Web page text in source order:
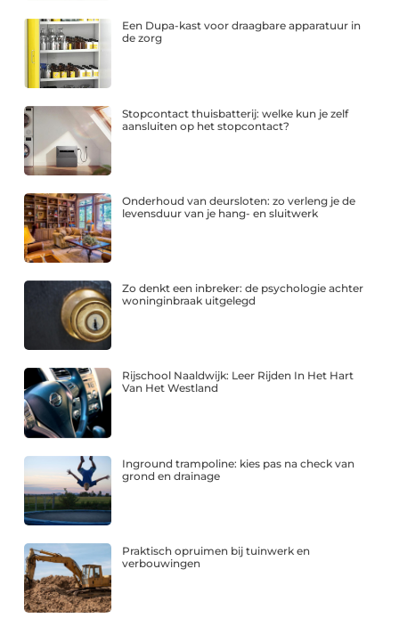
Een Dupa-kast voor draagbare apparatuur in
de zorg
Stopcontact thuisbatterij: welke kun je zelf
aansluiten op het stopcontact?
Onderhoud van deursloten: zo verleng je de
levensduur van je hang- en sluitwerk
Zo denkt een inbreker: de psychologie achter
woninginbraak uitgelegd
Rijschool Naaldwijk: Leer Rijden In Het Hart
Van Het Westland
Inground trampoline: kies pas na check van
grond en drainage
Praktisch opruimen bij tuinwerk en
verbouwingen